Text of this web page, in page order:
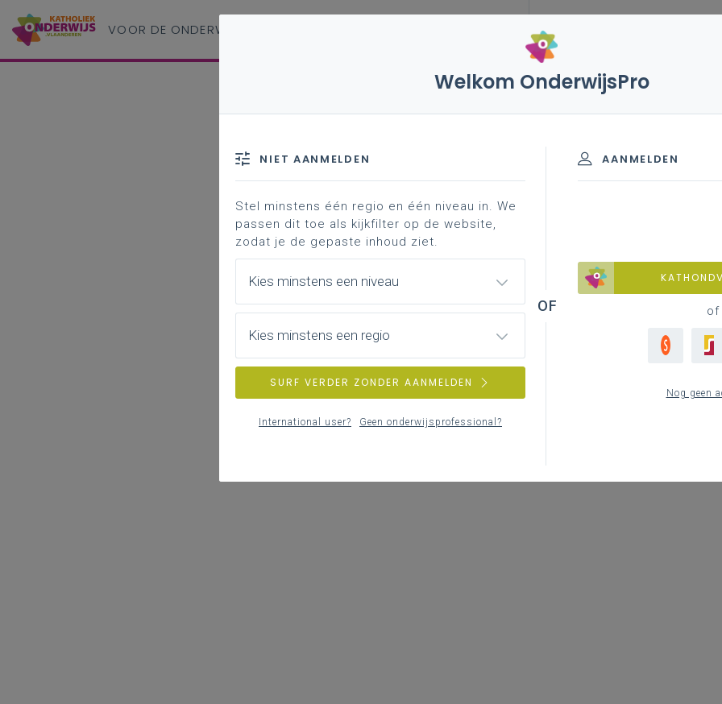
VOOR DE ONDERWIJS
Welkom OnderwijsPro
AANMELDEN
of
Nog geen
NIET AANMELDEN
Stel minstens één regio en één niveau in. We
passen dit toe als kijkfilter op de website,
zodat je de gepaste inhoud ziet.
Kies minstens een niveau
Kies minstens een regio
SURF VERDER ZONDER AANMELDEN
International user? Geen onderwijsprofessional?